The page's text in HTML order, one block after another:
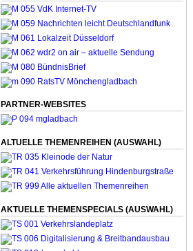
PARTNER-WEBSITES
ALTUELLE THEMENREIHEN (AUSWAHL)
AKTUELLE THEMENSPECIALS (AUSWAHL)